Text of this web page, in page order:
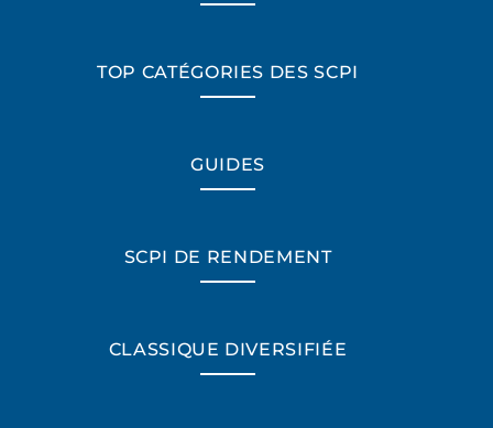
TOP CATÉGORIES DES SCPI
GUIDES
SCPI DE RENDEMENT
CLASSIQUE DIVERSIFIÉE